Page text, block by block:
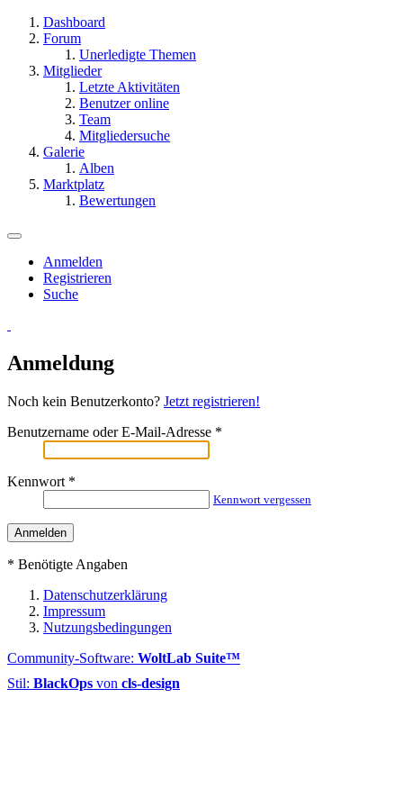
Dashboard
Forum
Unerledigte Themen
Mitglieder
Letzte Aktivitäten
Benutzer online
Team
Mitgliedersuche
Galerie
Alben
Marktplatz
Bewertungen
Anmelden
Registrieren
Suche
Anmeldung
Noch kein Benutzerkonto? Jetzt registrieren!
Benutzername oder E-Mail-Adresse *
Kennwort *
Kennwort vergessen
* Benötigte Angaben
Datenschutzerklärung
Impressum
Nutzungsbedingungen
Community-Software: WoltLab Suite™
Stil: BlackOps von cls-design